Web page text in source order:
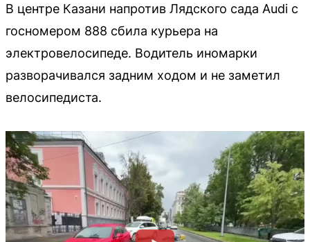
В центре Казани напротив Лядского сада Audi с
госномером 888 сбила курьера на
электровелосипеде. Водитель иномарки
разворачивался задним ходом и не заметил
велосипедиста.